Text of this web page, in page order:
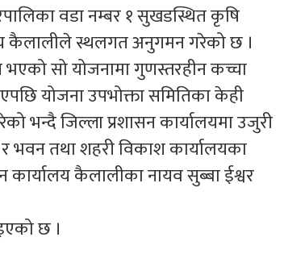
वडा नम्बर १ सुखडस्थित कृषि
कैलालीले स्थलगत अनुगमन गरेको छ ।
सो योजनामा गुणस्तरहीन कच्चा
योजना उपभोक्ता समितिका केही
भन्दै जिल्ला प्रशासन कार्यालयमा उजुरी
भवन तथा शहरी विकाश कार्यालयका
कैलालीका नायव सुब्बा ईश्वर
छ ।